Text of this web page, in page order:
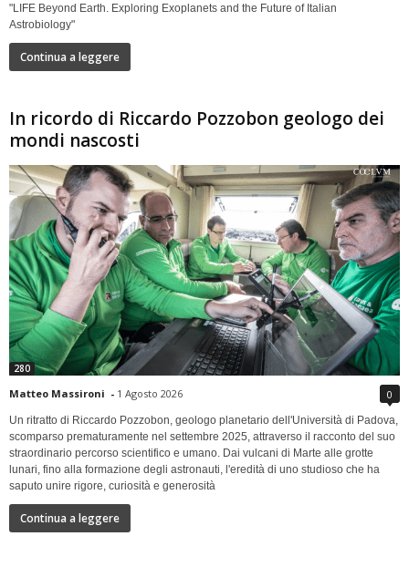
"LIFE Beyond Earth. Exploring Exoplanets and the Future of Italian
Astrobiology"
Continua a leggere
In ricordo di Riccardo Pozzobon geologo dei
mondi nascosti
280
Matteo Massironi - 1 Agosto 2026 0
Un ritratto di Riccardo Pozzobon, geologo planetario dell'Università di Padova,
scomparso prematuramente nel settembre 2025, attraverso il racconto del suo
straordinario percorso scientifico e umano. Dai vulcani di Marte alle grotte
lunari, fino alla formazione degli astronauti, l'eredità di uno studioso che ha
saputo unire rigore, curiosità e generosità
Continua a leggere